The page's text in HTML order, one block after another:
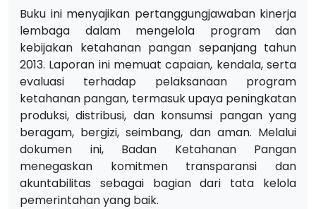
Buku ini menyajikan pertanggungjawaban kinerja
lembaga dalam mengelola program dan
kebijakan ketahanan pangan sepanjang tahun
2013. Laporan ini memuat capaian, kendala, serta
evaluasi terhadap pelaksanaan program
ketahanan pangan, termasuk upaya peningkatan
produksi, distribusi, dan konsumsi pangan yang
beragam, bergizi, seimbang, dan aman. Melalui
dokumen ini, Badan Ketahanan Pangan
menegaskan komitmen transparansi dan
akuntabilitas sebagai bagian dari tata kelola
pemerintahan yang baik.